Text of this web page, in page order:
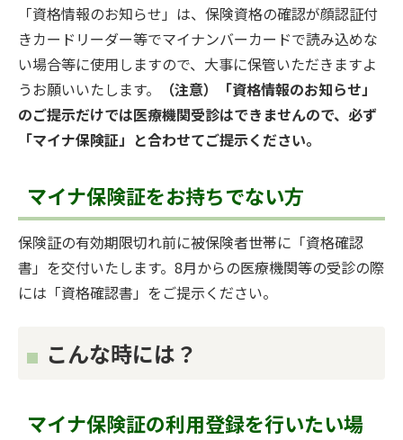
「資格情報のお知らせ」は、保険資格の確認が顔認証付
きカードリーダー等でマイナンバーカードで読み込めな
い場合等に使用しますので、大事に保管いただきますよ
うお願いいたします。
（注意）「資格情報のお知らせ」
のご提示だけでは医療機関受診はできませんので、必ず
「マイナ保険証」と合わせてご提示ください。
マイナ保険証をお持ちでない方
保険証の有効期限切れ前に被保険者世帯に「資格確認
書」を交付いたします。8月からの医療機関等の受診の際
には「資格確認書」をご提示ください。
こんな時には？
マイナ保険証の利用登録を行いたい場